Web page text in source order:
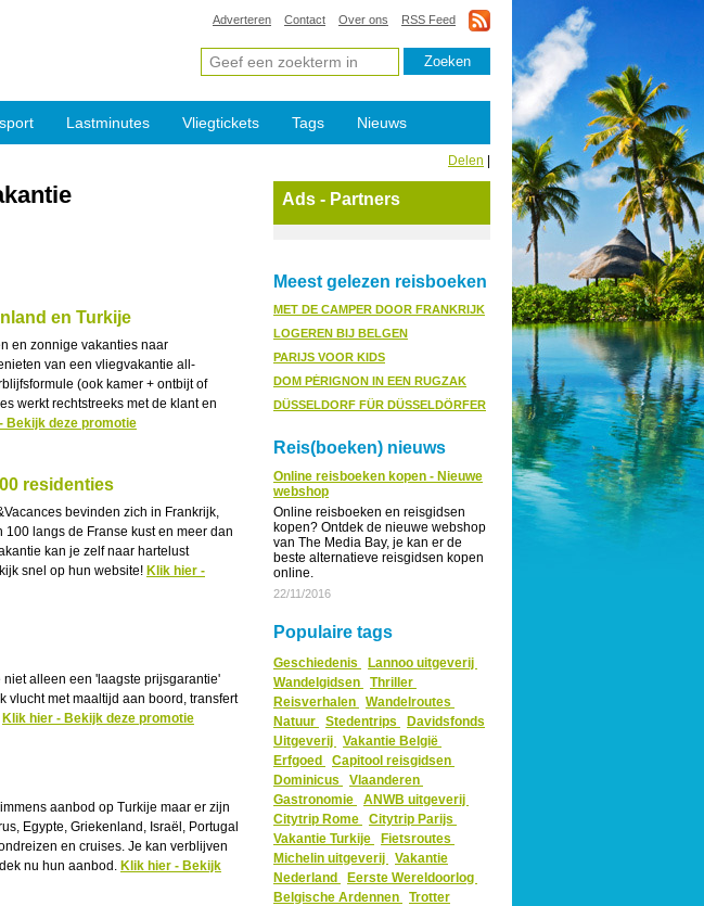
Adverteren Contact Over ons RSS Feed
Lastminutes Vliegtickets Tags Nieuws
Delen
en Turkije
en zonnige vakanties naar
van een vliegvakantie all-
(ook kamer + ontbijt of
werkt rechtstreeks met de klant en
Bekijk deze promotie
residenties
bevinden zich in Frankrijk,
100 langs de Franse kust en meer dan
kan je zelf naar hartelust
snel op hun website! Klik hier -
alleen een 'laagste prijsgarantie'
vlucht met maaltijd aan boord, transfert
Klik hier - Bekijk deze promotie
aanbod op Turkije maar er zijn
Egypte, Griekenland, Israël, Portugal
en cruises. Je kan verblijven
nu hun aanbod. Klik hier - Bekijk
Ads - Partners
Meest gelezen reisboeken
MET DE CAMPER DOOR FRANKRIJK
LOGEREN BIJ BELGEN
PARIJS VOOR KIDS
DOM PÉRIGNON IN EEN RUGZAK
DÜSSELDORF FÜR DÜSSELDÖRFER
Reis(boeken) nieuws
Online reisboeken kopen - Nieuwe
webshop
Online reisboeken en reisgidsen
kopen? Ontdek de nieuwe webshop
van The Media Bay, je kan er de
beste alternatieve reisgidsen kopen
online.
22/11/2016
Populaire tags
Geschiedenis
Lannoo uitgeverij
Wandelgidsen
Thriller
Reisverhalen
Wandelroutes
Natuur
Stedentrips
Davidsfonds
Uitgeverij
Vakantie België
Erfgoed
Capitool reisgidsen
Dominicus
Vlaanderen
Gastronomie
ANWB uitgeverij
Citytrip Rome
Citytrip Parijs
Vakantie Turkije
Fietsroutes
Michelin uitgeverij
Vakantie
Nederland
Eerste Wereldoorlog
Belgische Ardennen
Trotter